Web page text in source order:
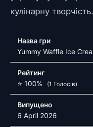
кулінарну творчість.
Назва гри
Yummy Waffle Ice
Рейтинг
⭐ 100%
(1 Голосів)
Випущено
6 April 2026